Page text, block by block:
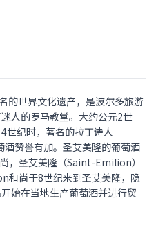
的世界文化遗产，是波尔多旅游
人的罗马教堂。大约公元2世
世纪时，著名的拉丁诗人
赞誉有加。圣艾美隆的葡萄酒
，圣艾美隆（Saint-Emilion）
和尚于8世纪来到圣艾美隆，隐
始在当地生产葡萄酒并进行贸